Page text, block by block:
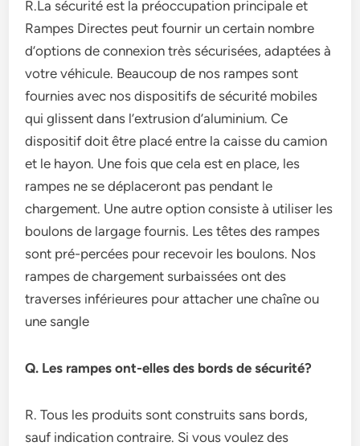
R.La sécurité est la préoccupation principale et
Rampes Directes peut fournir un certain nombre
d’options de connexion très sécurisées, adaptées à
votre véhicule. Beaucoup de nos rampes sont
fournies avec nos dispositifs de sécurité mobiles
qui glissent dans l’extrusion d’aluminium. Ce
dispositif doit être placé entre la caisse du camion
et le hayon. Une fois que cela est en place, les
rampes ne se déplaceront pas pendant le
chargement. Une autre option consiste à utiliser les
boulons de largage fournis. Les têtes des rampes
sont pré-percées pour recevoir les boulons. Nos
rampes de chargement surbaissées ont des
traverses inférieures pour attacher une chaîne ou
une sangle
Q. Les rampes ont-elles des bords de sécurité?
R. Tous les produits sont construits sans bords,
sauf indication contraire. Si vous voulez des